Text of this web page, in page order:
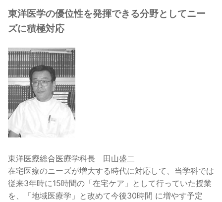
東洋医学の優位性を発揮できる分野としてニー
ズに積極対応
東洋医療総合医療学科長 田山盛二
在宅医療のニーズが増大する時代に対応して、当学科では
従来3年時に15時間の「在宅ケア」として行っていた授業
を、「地域医療学」と改めて今後30時間 に増やす予定